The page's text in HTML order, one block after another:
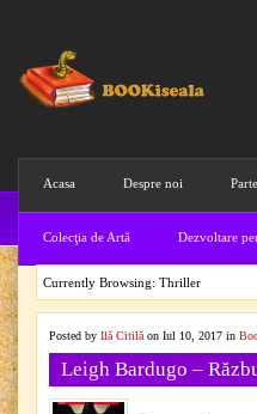
Acasa Despre noi
Colecţia de Artă Dezvoltare
Currently Browsing: Thriller
Posted by Ilă Citilă on Iul 10, 2017 in
Leigh Bardugo –